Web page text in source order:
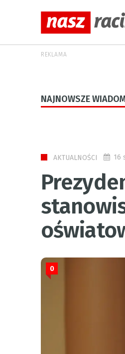
REKLAMA
NAJNOWSZE
AKTUALNOŚCI 16
0